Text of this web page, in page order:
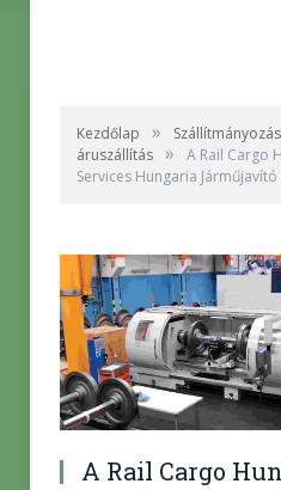
Kezdőlap » Szállítmányozás
áruszállítás »
A Rail Cargo
Services Hungaria
A Rail Cargo